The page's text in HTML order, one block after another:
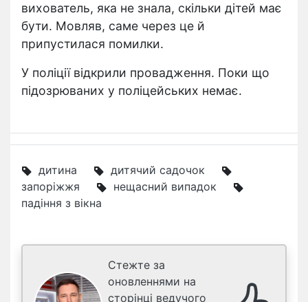
вихователь, яка не знала, скільки дітей має
бути. Мовляв, саме через це й
припустилася помилки.
У поліції відкрили провадження. Поки що
підозрюваних у поліцейських немає.
дитина
дитячий садочок
запоріжжя
нещасний випадок
падіння з вікна
Стежте за
оновленнями на
сторінці ведучого